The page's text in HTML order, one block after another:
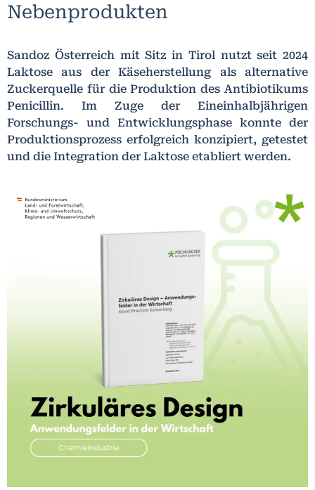
Nebenprodukten
Sandoz Österreich mit Sitz in Tirol nutzt seit 2024
Laktose aus der Käseherstellung als alternative
Zuckerquelle für die Produktion des Antibiotikums
Penicillin. Im Zuge der Eineinhalbjährigen
Forschungs- und Entwicklungsphase konnte der
Produktionsprozess erfolgreich konzipiert, getestet
und die Integration der Laktose etabliert werden.